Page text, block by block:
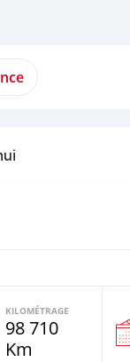
KILOMÉTRAGE
98 710
Km